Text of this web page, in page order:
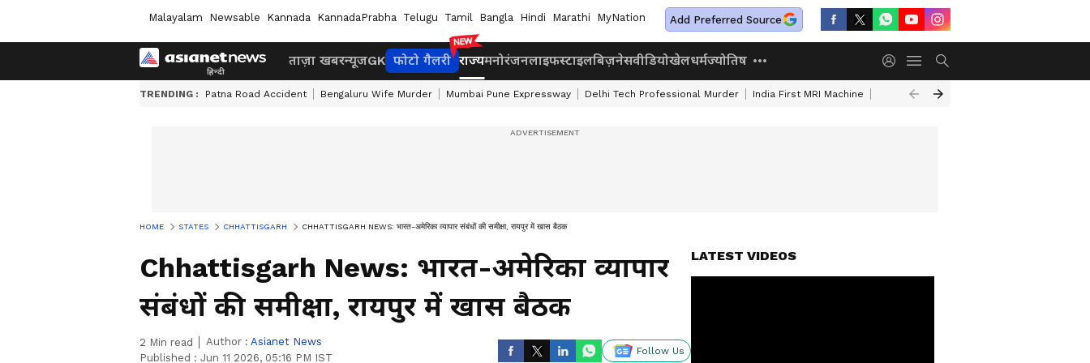
Malayalam Newsable Kannada KannadaPrabha Telugu Tamil Bangla Hindi Marathi MyNation Add Preferred Source
ताज़ा खबरन्यूजGK फोटो गैलरी राज्यमनोरंजनलाइफस्टाइलबिज़नेसवीडियोखेलधर्मज्योतिष
TRENDING : Patna Road Accident Bengaluru Wife Murder Mumbai Pune Expressway Delhi Tech Professional Murder India First MRI Machine Independence Day Speech In Hindi
HOME STATES CHHATTISGARH CHHATTISGARH NEWS: भारत-अमेरिका व्यापार संबंधों की समीक्षा, रायपुर में खास बैठक
Chhattisgarh News: भारत-अमेरिका व्यापार
संबंधों की समीक्षा, रायपुर में खास बैठक
2 Min read Author : Asianet News
Published : Jun 11 2026, 05:16 PM IST
Follow Us
LATEST VIDEOS